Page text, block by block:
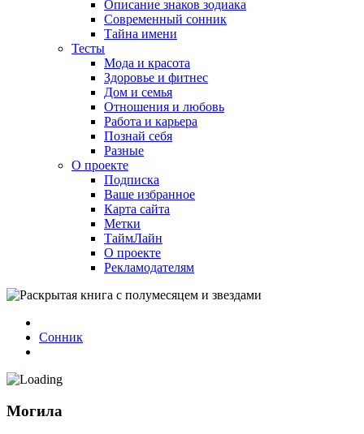
Описание знаков зодиака
Современный сонник
Тайна имени
Тесты
Мода и красота
Здоровье и фитнес
Дом и семья
Отношения и любовь
Работа и карьера
Познай себя
Разные
О проекте
Подписка
Ваше избранное
Карта сайта
Метки
ТаймЛайн
О проекте
Рекламодателям
Сонник
Могила